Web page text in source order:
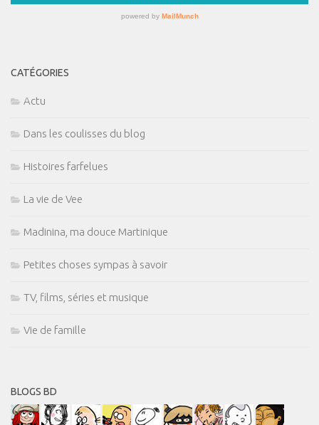
CATÉGORIES
Actu
Dans les coulisses du blog
Histoires farfelues
La vie de Vee
Madinina, ma douce Martinique
Petites choses sympas à savoir
TV, films, séries et musique
Vie de famille
BLOGS BD